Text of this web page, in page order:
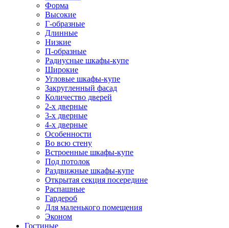
Форма
Высокие
Г-образные
Длинные
Низкие
П-образные
Радиусные шкафы-купе
Широкие
Угловые шкафы-купе
Закругленный фасад
Количество дверей
2-х дверные
3-х дверные
4-х дверные
Особенности
Во всю стену
Встроенные шкафы-купе
Под потолок
Раздвижные шкафы-купе
Открытая секция посередине
Распашные
Гардероб
Для маленького помещения
Эконом
Гостиные